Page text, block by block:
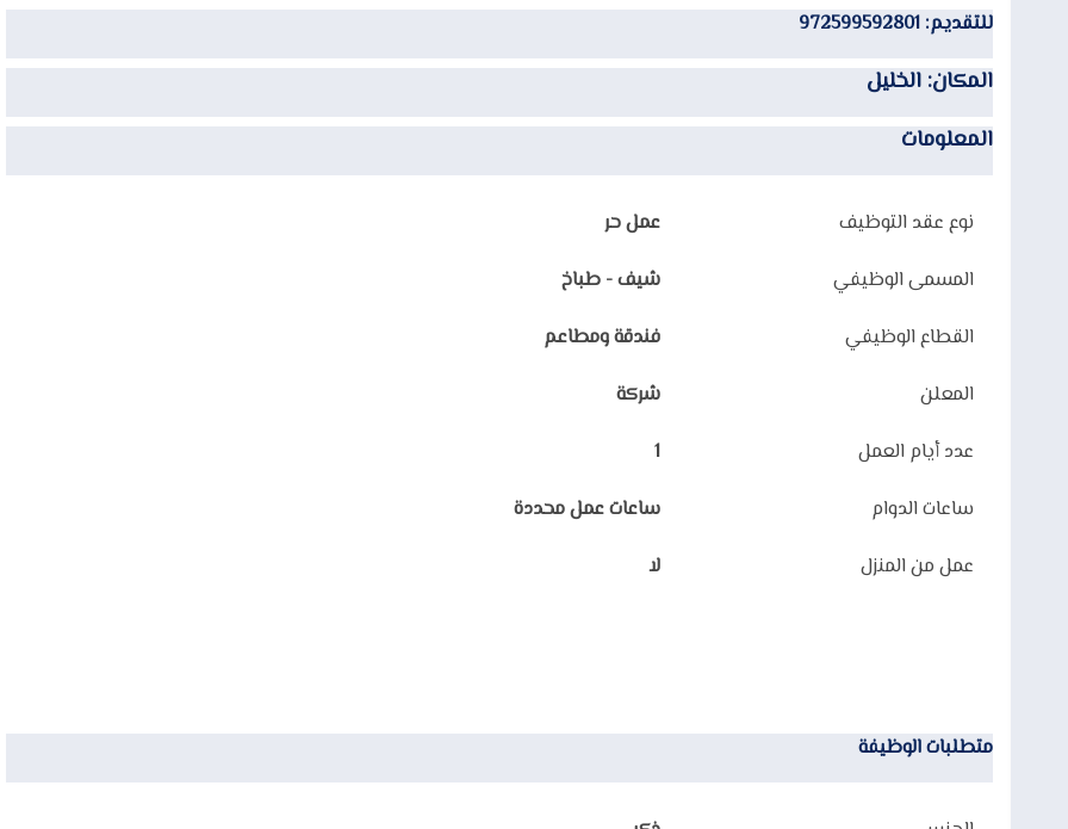
للتقديم: 972599592801
المكان: الخليل
المعلومات
نوع عقد التوظيف
عمل حر
المسمى الوظيفي
شيف - طباخ
القطاع الوظيفي
فندقة ومطاعم
المعلن
شركة
عدد أيام العمل
1
ساعات الدوام
ساعات عمل محددة
عمل من المنزل
لا
متطلبات الوظيفة